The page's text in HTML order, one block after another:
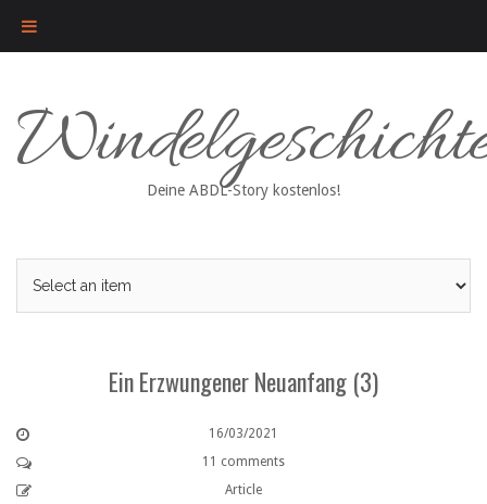
content
Deine ABDL-Story kostenlos!
Ein Erzwungener Neuanfang (3)
16/03/2021
11 comments
Article